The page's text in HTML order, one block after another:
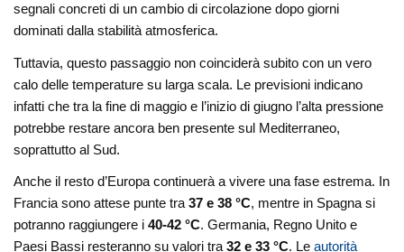
segnali concreti di un cambio di circolazione dopo giorni
dominati dalla stabilità atmosferica.
Tuttavia, questo passaggio non coinciderà subito con un vero
calo delle temperature su larga scala. Le previsioni indicano
infatti che tra la fine di maggio e l’inizio di giugno l’alta pressione
potrebbe restare ancora ben presente sul Mediterraneo,
soprattutto al Sud.
Anche il resto d’Europa continuerà a vivere una fase estrema. In
Francia sono attese punte tra37 e 38 °C, mentre in Spagna si
potranno raggiungere i40-42 °C. Germania, Regno Unito e
Paesi Bassi resteranno su valori tra32 e 33 °C. Leautorità